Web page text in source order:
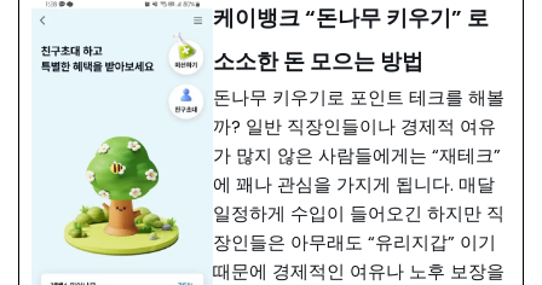
케이뱅크 “돈나무 키우기” 로
소소한 돈 모으는 방법
돈나무 키우기로 포인트 테크를 해볼
까? 일반 직장인들이나 경제적 여유
가 많지 않은 사람들에게는 “재테크”
에 꽤나 관심을 가지게 됩니다. 매달
일정하게 수입이 들어오긴 하지만 직
장인들은 아무래도 “유리지갑” 이기
때문에 경제적인 여유나 노후 보장을